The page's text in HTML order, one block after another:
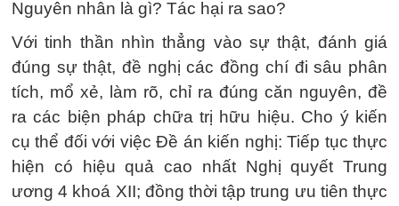
Nguyên nhân là gì? Tác hại ra sao?
Với tinh thần nhìn thẳng vào sự thật, đánh giá
đúng sự thật, đề nghị các đồng chí đi sâu phân
tích, mổ xẻ, làm rõ, chỉ ra đúng căn nguyên, đề
ra các biện pháp chữa trị hữu hiệu. Cho ý kiến
cụ thể đối với việc Đề án kiến nghị: Tiếp tục thực
hiện có hiệu quả cao nhất Nghị quyết Trung
ương 4 khoá XII; đồng thời tập trung ưu tiên thực